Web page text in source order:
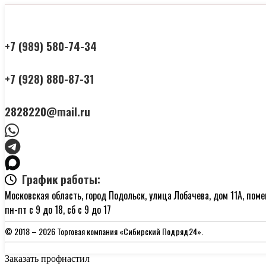
+7 (989) 580-74-34
+7 (928) 880-87-31
2828220@mail.ru
График работы:
Московская область, город Подольск, улица Лобачева, дом 11А,
пн-пт с 9 до 18, сб с 9 до 17
© 2018 – 2026 Торговая компания «Сибирский Подряд24».
Заказать профнастил